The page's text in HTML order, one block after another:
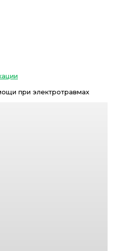
при электротравмах